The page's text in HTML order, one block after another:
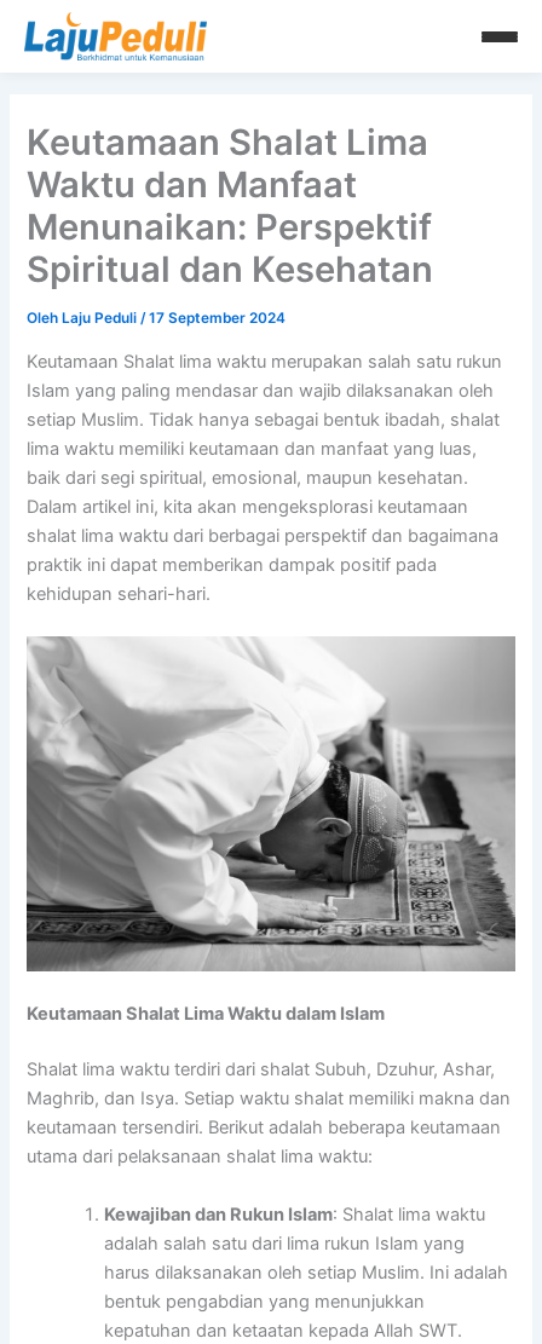
Keutamaan Shalat Lima
Waktu dan Manfaat
Menunaikan: Perspektif
Spiritual dan Kesehatan
Oleh Laju Peduli/17 September 2024
Keutamaan Shalat lima waktu merupakan salah satu rukun
Islam yang paling mendasar dan wajib dilaksanakan oleh
setiap Muslim. Tidak hanya sebagai bentuk ibadah, shalat
lima waktu memiliki keutamaan dan manfaat yang luas,
baik dari segi spiritual, emosional, maupun kesehatan.
Dalam artikel ini, kita akan mengeksplorasi keutamaan
shalat lima waktu dari berbagai perspektif dan bagaimana
praktik ini dapat memberikan dampak positif pada
kehidupan sehari-hari.
Keutamaan Shalat Lima Waktu dalam Islam
Shalat lima waktu terdiri dari shalat Subuh, Dzuhur, Ashar,
Maghrib, dan Isya. Setiap waktu shalat memiliki makna dan
keutamaan tersendiri. Berikut adalah beberapa keutamaan
utama dari pelaksanaan shalat lima waktu:
Kewajiban dan Rukun Islam: Shalat lima waktu
adalah salah satu dari lima rukun Islam yang
harus dilaksanakan oleh setiap Muslim. Ini adalah
bentuk pengabdian yang menunjukkan
kepatuhan dan ketaatan kepada Allah SWT.